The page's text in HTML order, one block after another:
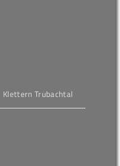
Klettern Trubachtal